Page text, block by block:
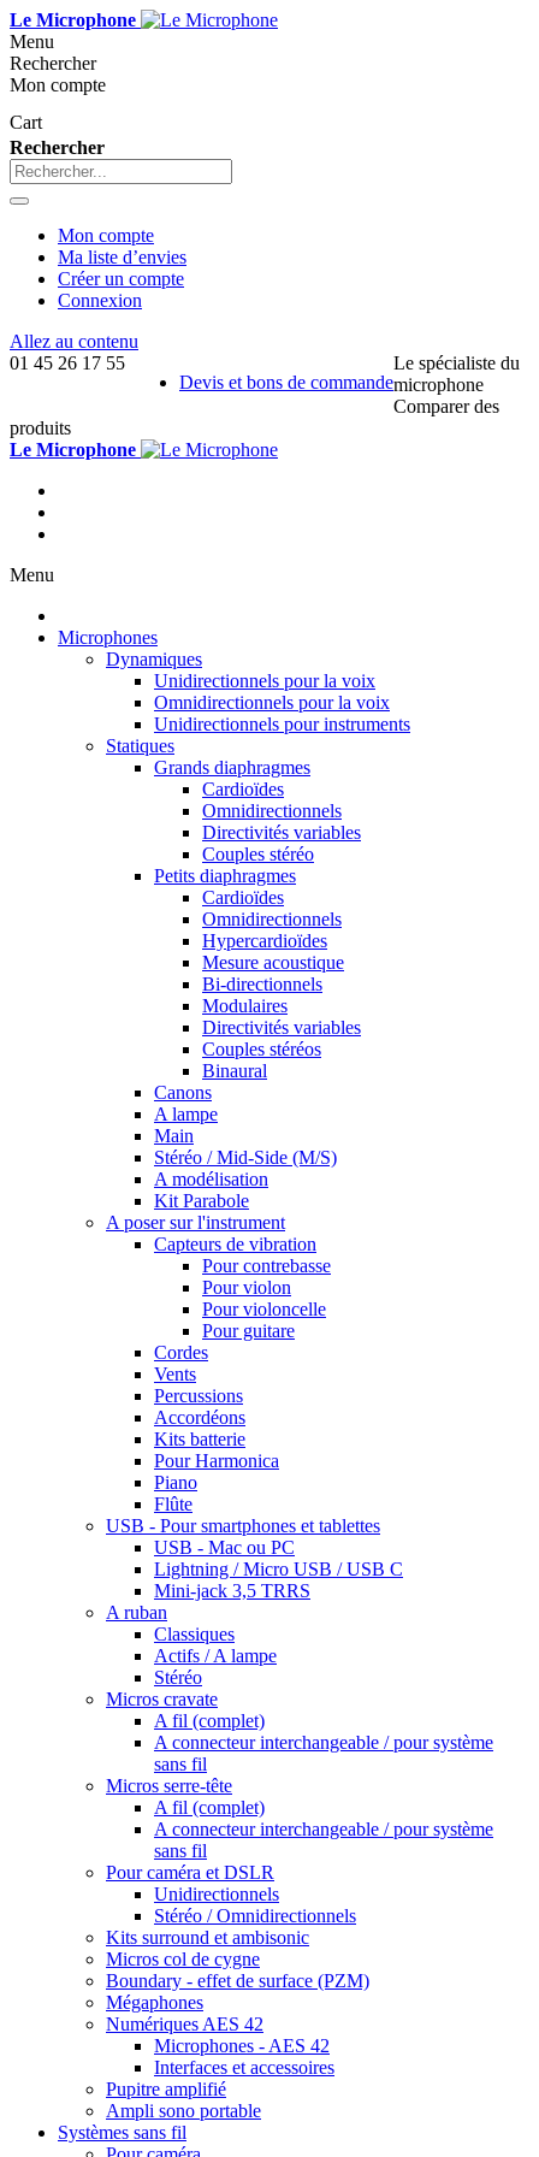
Le Microphone
Menu
Rechercher
Mon compte
Cart
Rechercher
Mon compte
Ma liste d’envies
Créer un compte
Connexion
Allez au contenu
01 45 26 17 55
Devis et bons de commande
Le spécialiste du
microphone
Comparer des
produits
Le Microphone
Menu
Microphones
Dynamiques
Unidirectionnels pour la voix
Omnidirectionnels pour la voix
Unidirectionnels pour instruments
Statiques
Grands diaphragmes
Cardioïdes
Omnidirectionnels
Directivités variables
Couples stéréo
Petits diaphragmes
Cardioïdes
Omnidirectionnels
Hypercardioïdes
Mesure acoustique
Bi-directionnels
Modulaires
Directivités variables
Couples stéréos
Binaural
Canons
A lampe
Main
Stéréo / Mid-Side (M/S)
A modélisation
Kit Parabole
A poser sur l'instrument
Capteurs de vibration
Pour contrebasse
Pour violon
Pour violoncelle
Pour guitare
Cordes
Vents
Percussions
Accordéons
Kits batterie
Pour Harmonica
Piano
Flûte
USB - Pour smartphones et tablettes
USB - Mac ou PC
Lightning / Micro USB / USB C
Mini-jack 3,5 TRRS
A ruban
Classiques
Actifs / A lampe
Stéréo
Micros cravate
A fil (complet)
A connecteur interchangeable / pour système
sans fil
Micros serre-tête
A fil (complet)
A connecteur interchangeable / pour système
sans fil
Pour caméra et DSLR
Unidirectionnels
Stéréo / Omnidirectionnels
Kits surround et ambisonic
Micros col de cygne
Boundary - effet de surface (PZM)
Mégaphones
Numériques AES 42
Microphones - AES 42
Interfaces et accessoires
Pupitre amplifié
Ampli sono portable
Systèmes sans fil